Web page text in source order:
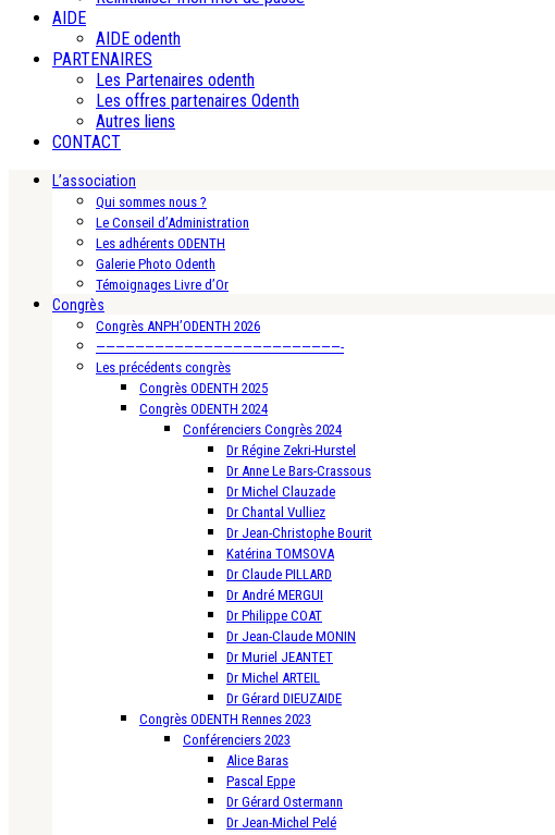
AIDE
AIDE odenth
PARTENAIRES
Les Partenaires odenth
Les offres partenaires Odenth
Autres liens
CONTACT
L’association
Qui sommes nous ?
Le Conseil d’Administration
Les adhérents ODENTH
Galerie Photo Odenth
Témoignages Livre d’Or
Congrès
Congrès ANPH’ODENTH 2026
—————————————————————————-
Les précédents congrès
Congrès ODENTH 2025
Congrès ODENTH 2024
Conférenciers Congrès 2024
Dr Régine Zekri-Hurstel
Dr Anne Le Bars-Crassous
Dr Michel Clauzade
Dr Chantal Vulliez
Dr Jean-Christophe Bourit
Katérina TOMSOVA
Dr Claude PILLARD
Dr André MERGUI
Dr Philippe COAT
Dr Jean-Claude MONIN
Dr Muriel JEANTET
Dr Michel ARTEIL
Dr Gérard DIEUZAIDE
Congrès ODENTH Rennes 2023
Conférenciers 2023
Alice Baras
Pascal Eppe
Dr Gérard Ostermann
Dr Jean-Michel Pelé